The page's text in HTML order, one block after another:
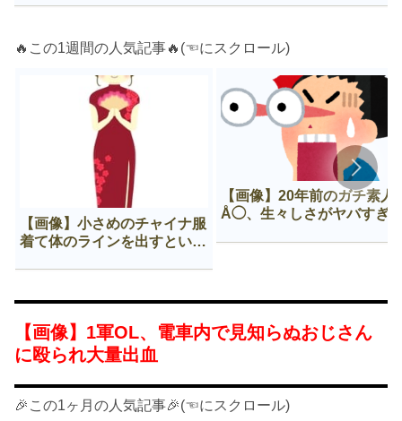
🔥この1週間の人気記事🔥(☜にスクロール)
【画像】小さめのチャイナ服
着て体のラインを出すという
【画像】20年前のガチ素人
Å◯、生々しさがヤバすぎ
【画像】1軍OL、電車内で見知らぬおじさん
に殴られ大量出血
🎉この1ヶ月の人気記事🎉(☜にスクロール)